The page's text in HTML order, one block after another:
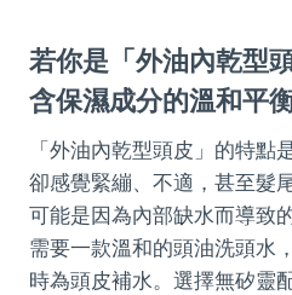
若你是「外油內乾型
含保濕成分的溫和平
「外油內乾型頭皮」的特點
卻感覺緊繃、不適，甚至髮
可能是因為內部缺水而導致
需要一款溫和的頭油洗頭水
時為頭皮補水。選擇無矽靈